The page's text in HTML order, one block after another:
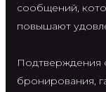
сообщений,
повышают
Подтверждения
бронирования,